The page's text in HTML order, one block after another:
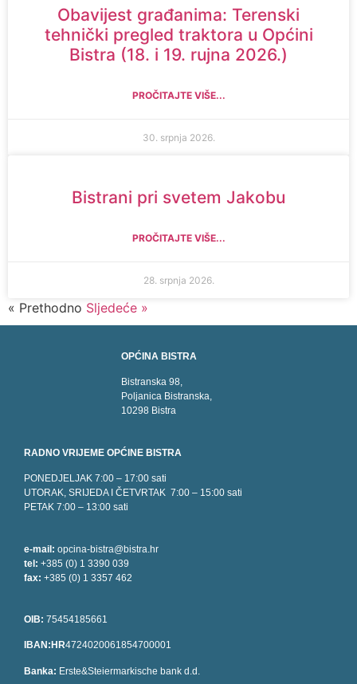
Obavijest građanima: Terenski
tehnički pregled traktora u Općini
Bistra (18. i 19. rujna 2026.)
PROČITAJTE VIŠE...
30. srpnja 2026.
Bistrani pri svetem Jakobu
PROČITAJTE VIŠE...
28. srpnja 2026.
« Prethodno Sljedeće »
OPĆINA BISTRA
Bistranska 98,
Poljanica Bistranska,
10298 Bistra
RADNO VRIJEME OPĆINE BISTRA
PONEDJELJAK 7:00 – 17:00 sati
UTORAK, SRIJEDA I ČETVRTAK 7:00 – 15:00 sati
PETAK 7:00 – 13:00 sati
e-mail: opcina-bistra@bistra.hr
tel: +385 (0) 1 3390 039
fax: +385 (0) 1 3357 462
OIB: 75454185661
IBAN:HR4724020061854700001
Banka: Erste&Steiermarkische bank d.d.